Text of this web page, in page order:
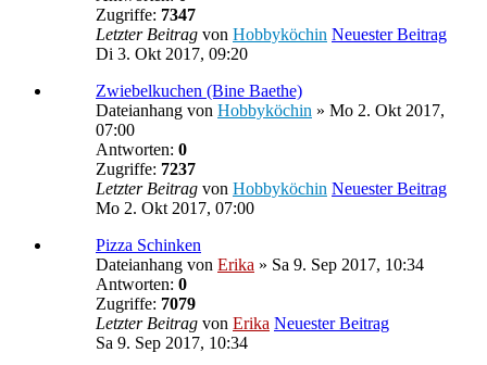
Zugriffe: 7347
Letzter Beitrag von Hobbyköchin Neuester Beitrag
Di 3. Okt 2017, 09:20
Zwiebelkuchen (Bine Baethe)
Dateianhang von Hobbyköchin » Mo 2. Okt 2017,
07:00
Antworten: 0
Zugriffe: 7237
Letzter Beitrag von Hobbyköchin Neuester Beitrag
Mo 2. Okt 2017, 07:00
Pizza Schinken
Dateianhang von Erika » Sa 9. Sep 2017, 10:34
Antworten: 0
Zugriffe: 7079
Letzter Beitrag von Erika Neuester Beitrag
Sa 9. Sep 2017, 10:34